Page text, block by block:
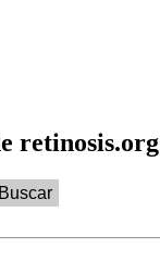
retinosis.org